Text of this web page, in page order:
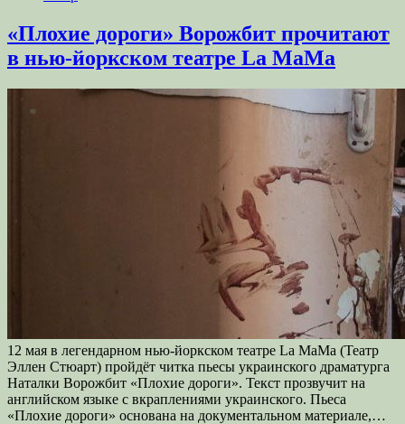
«Плохие дороги» Ворожбит прочитают
в нью-йоркском театре La MaMa
12 мая в легендарном нью-йоркском театре La MaMa (Театр
Эллен Стюарт) пройдёт читка пьесы украинского драматурга
Наталки Ворожбит «Плохие дороги». Текст прозвучит на
английском языке с вкраплениями украинского. Пьеса
«Плохие дороги» основана на документальном материале,…